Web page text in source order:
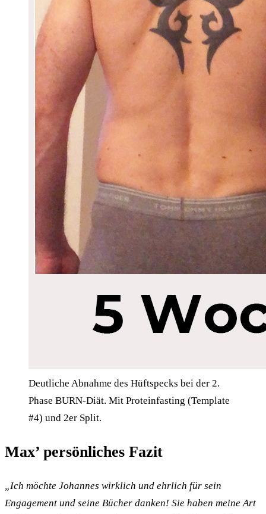
Deutliche Abnahme des Hüftspecks bei der 2.
Phase BURN-Diät. Mit Proteinfasting (Template
#4) und 2er Split.
Max’ persönliches Fazit
„Ich möchte Johannes wirklich und ehrlich für sein
Engagement und seine Bücher danken! Sie haben meine Art